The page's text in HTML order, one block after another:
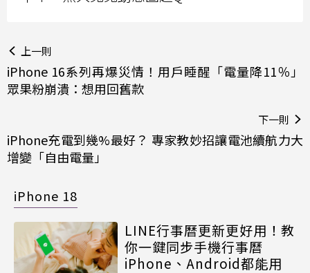
上一則
iPhone 16系列再爆災情！用戶睡醒「電量降11％」
眾果粉崩潰：想用回舊款
下一則
iPhone充電到幾%最好？ 專家教妙招讓電池續航力大
增變「自由電量」
iPhone 18
LINE行事曆更新更好用！教
你一鍵同步手機行事曆
iPhone、Android都能用